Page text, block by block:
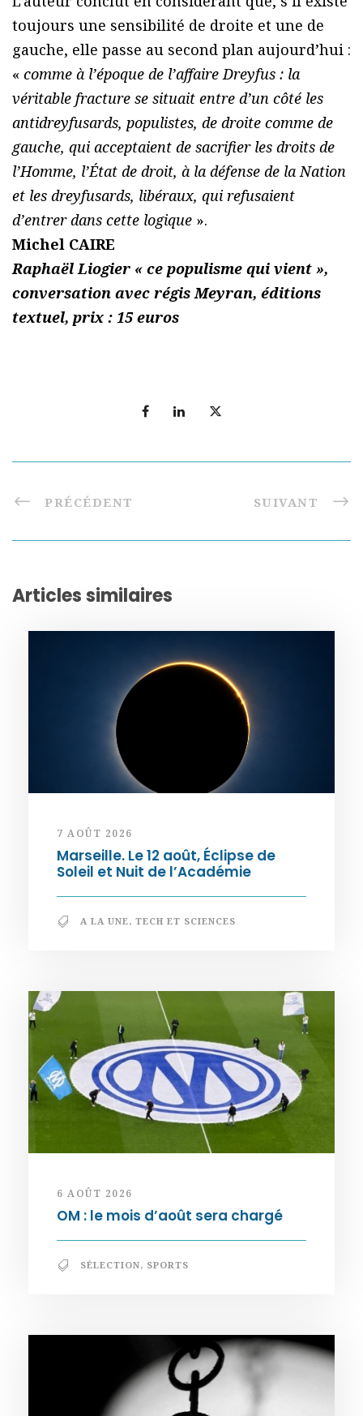
toujours une sensibilité de droite et une de
gauche, elle passe au second plan aujourd’hui :
« comme à l’époque de l’affaire Dreyfus : la
véritable fracture se situait entre d’un côté les
antidreyfusards, populistes, de droite comme de
gauche, qui acceptaient de sacrifier les droits de
l’Homme, l’État de droit, à la défense de la Nation
et les dreyfusards, libéraux, qui refusaient
d’entrer dans cette logique ».
Michel CAIRE
Raphaël Liogier « ce populisme qui vient »,
conversation avec régis Meyran, éditions
textuel, prix : 15 euros
PRÉCÉDENT SUIVANT
Articles similaires
7 AOÛT 2026
Marseille. Le 12 août, Éclipse de
Soleil et Nuit de l’Académie
A LA UNE, TECH ET SCIENCES
6 AOÛT 2026
OM : le mois d’août sera chargé
SÉLECTION, SPORTS